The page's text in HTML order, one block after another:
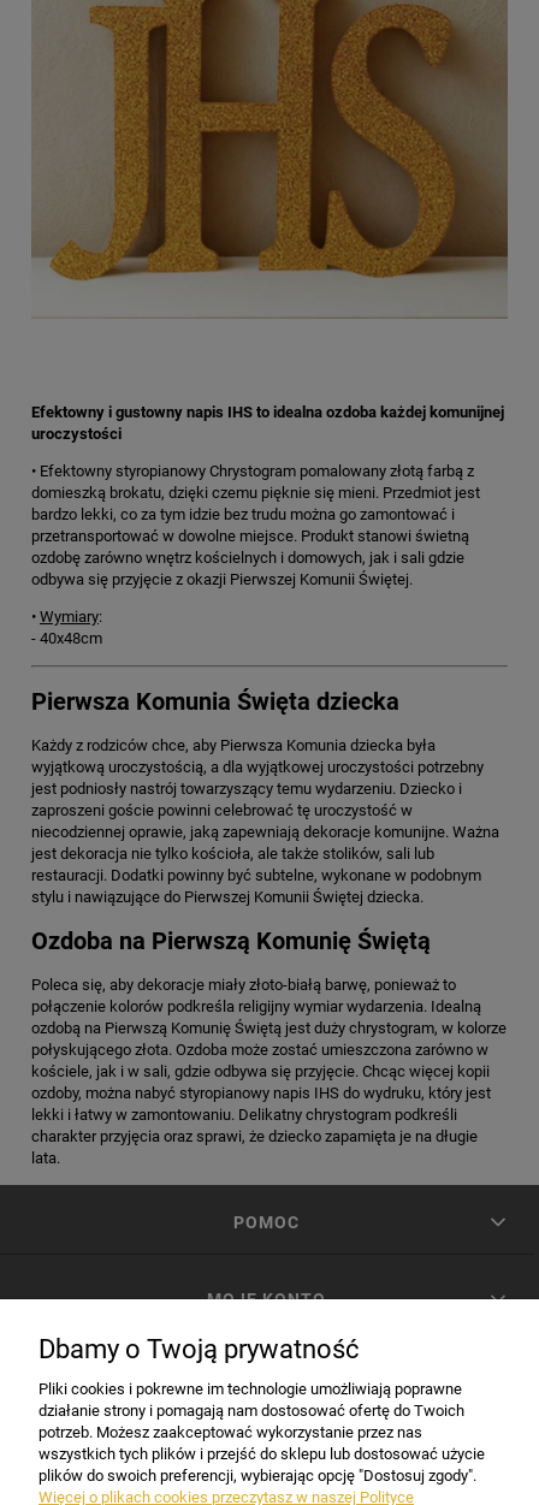
Efektowny i gustowny napis IHS to idealna ozdoba każdej komunijnej
uroczystości
• Efektowny styropianowy Chrystogram pomalowany złotą farbą z
domieszką brokatu, dzięki czemu pięknie się mieni. Przedmiot jest
bardzo lekki, co za tym idzie bez trudu można go zamontować i
przetransportować w dowolne miejsce. Produkt stanowi świetną
ozdobę zarówno wnętrz kościelnych i domowych, jak i sali gdzie
odbywa się przyjęcie z okazji Pierwszej Komunii Świętej.
• Wymiary:
- 40x48cm
Pierwsza Komunia Święta dziecka
Każdy z rodziców chce, aby Pierwsza Komunia dziecka była
wyjątkową uroczystością, a dla wyjątkowej uroczystości potrzebny
jest podniosły nastrój towarzyszący temu wydarzeniu. Dziecko i
zaproszeni goście powinni celebrować tę uroczystość w
niecodziennej oprawie, jaką zapewniają dekoracje komunijne. Ważna
jest dekoracja nie tylko kościoła, ale także stolików, sali lub
restauracji. Dodatki powinny być subtelne, wykonane w podobnym
stylu i nawiązujące do Pierwszej Komunii Świętej dziecka.
Ozdoba na Pierwszą Komunię Świętą
Poleca się, aby dekoracje miały złoto-białą barwę, ponieważ to
połączenie kolorów podkreśla religijny wymiar wydarzenia. Idealną
ozdobą na Pierwszą Komunię Świętą jest duży chrystogram, w kolorze
połyskującego złota. Ozdoba może zostać umieszczona zarówno w
kościele, jak i w sali, gdzie odbywa się przyjęcie. Chcąc więcej kopii
ozdoby, można nabyć styropianowy napis IHS do wydruku, który jest
lekki i łatwy w zamontowaniu. Delikatny chrystogram podkreśli
charakter przyjęcia oraz sprawi, że dziecko zapamięta je na długie
lata.
POMOC
MOJE KONTO
INFORMACJE
Dbamy o Twoją prywatność
Pliki cookies i pokrewne im technologie umożliwiają poprawne
działanie strony i pomagają nam dostosować ofertę do Twoich
potrzeb. Możesz zaakceptować wykorzystanie przez nas
wszystkich tych plików i przejść do sklepu lub dostosować użycie
plików do swoich preferencji, wybierając opcję "Dostosuj zgody".
Więcej o plikach cookies przeczytasz w naszej Polityce